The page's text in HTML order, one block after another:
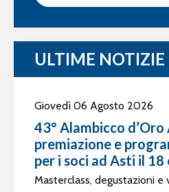
ULTIME NOTIZIE
Giovedì 06 Agosto 2026
43° Alambicco d’Oro
premiazione e
per i soci ad Asti il
Masterclass, degustazioni e